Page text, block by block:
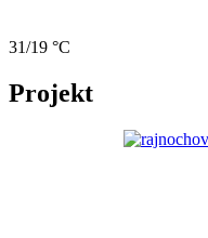
31/19 °C
Projekt